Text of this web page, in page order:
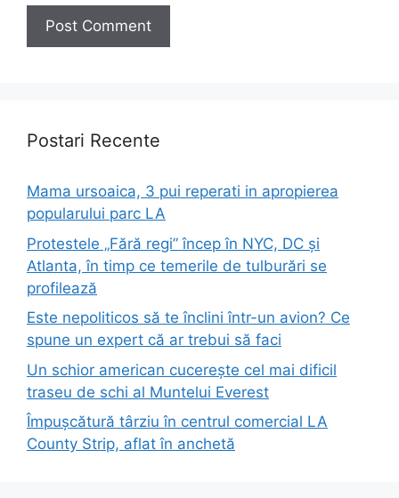
Postari Recente
Mama ursoaica, 3 pui reperati in apropierea
popularului parc LA
Protestele „Fără regi” încep în NYC, DC și
Atlanta, în timp ce temerile de tulburări se
profilează
Este nepoliticos să te înclini într-un avion? Ce
spune un expert că ar trebui să faci
Un schior american cucerește cel mai dificil
traseu de schi al Muntelui Everest
Împușcătură târziu în centrul comercial LA
County Strip, aflat în anchetă